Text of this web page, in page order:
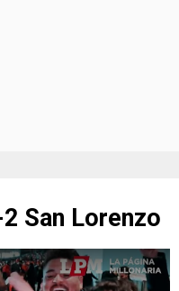
San Lorenzo